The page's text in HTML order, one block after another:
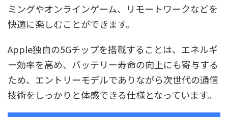
ミングやオンラインゲーム、リモートワークなどを
快適に楽しむことができます。
Apple独自の5Gチップを搭載することは、エネルギ
ー効率を高め、バッテリー寿命の向上にも寄与する
ため、エントリーモデルでありながら次世代の通信
技術をしっかりと体感できる仕様となっています。